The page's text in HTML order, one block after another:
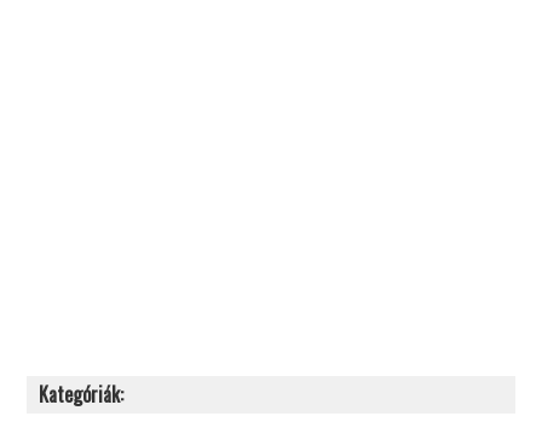
Kategóriák: